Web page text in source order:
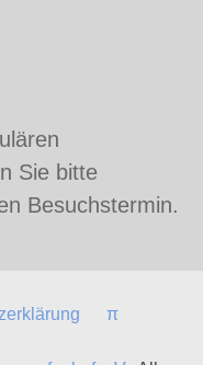
Sie bitte
Besuchstermin.
π